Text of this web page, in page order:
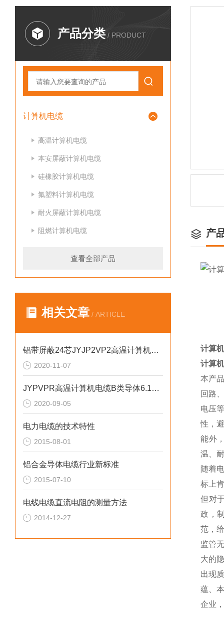
产品分类 / PRODUCT
计算机电缆
高温计算机电缆
本安屏蔽计算机电缆
硅橡胶计算机电缆
氟塑料计算机电缆
耐火屏蔽计算机电缆
阻燃计算机电缆
查看全部产品
相关文章 / ARTICLE
铝带屏蔽24芯JYJP2VP2高温计算机电缆
2020-11-07
JYPVPR高温计算机电缆B类导体6.15绞合系数
2020-09-05
电力电缆的技术特性
2015-08-01
铝合金导体电缆行业新标准
2015-07-10
电线电缆直流电阻的测量方法
2014-12-27
产
计算
计算
本产
回路
电压
性，
能外
温、
随着
标上
但对
政，
范，
监管
大的
出现
蕴、
企业